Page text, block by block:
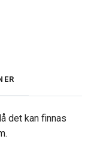
det kan finnas